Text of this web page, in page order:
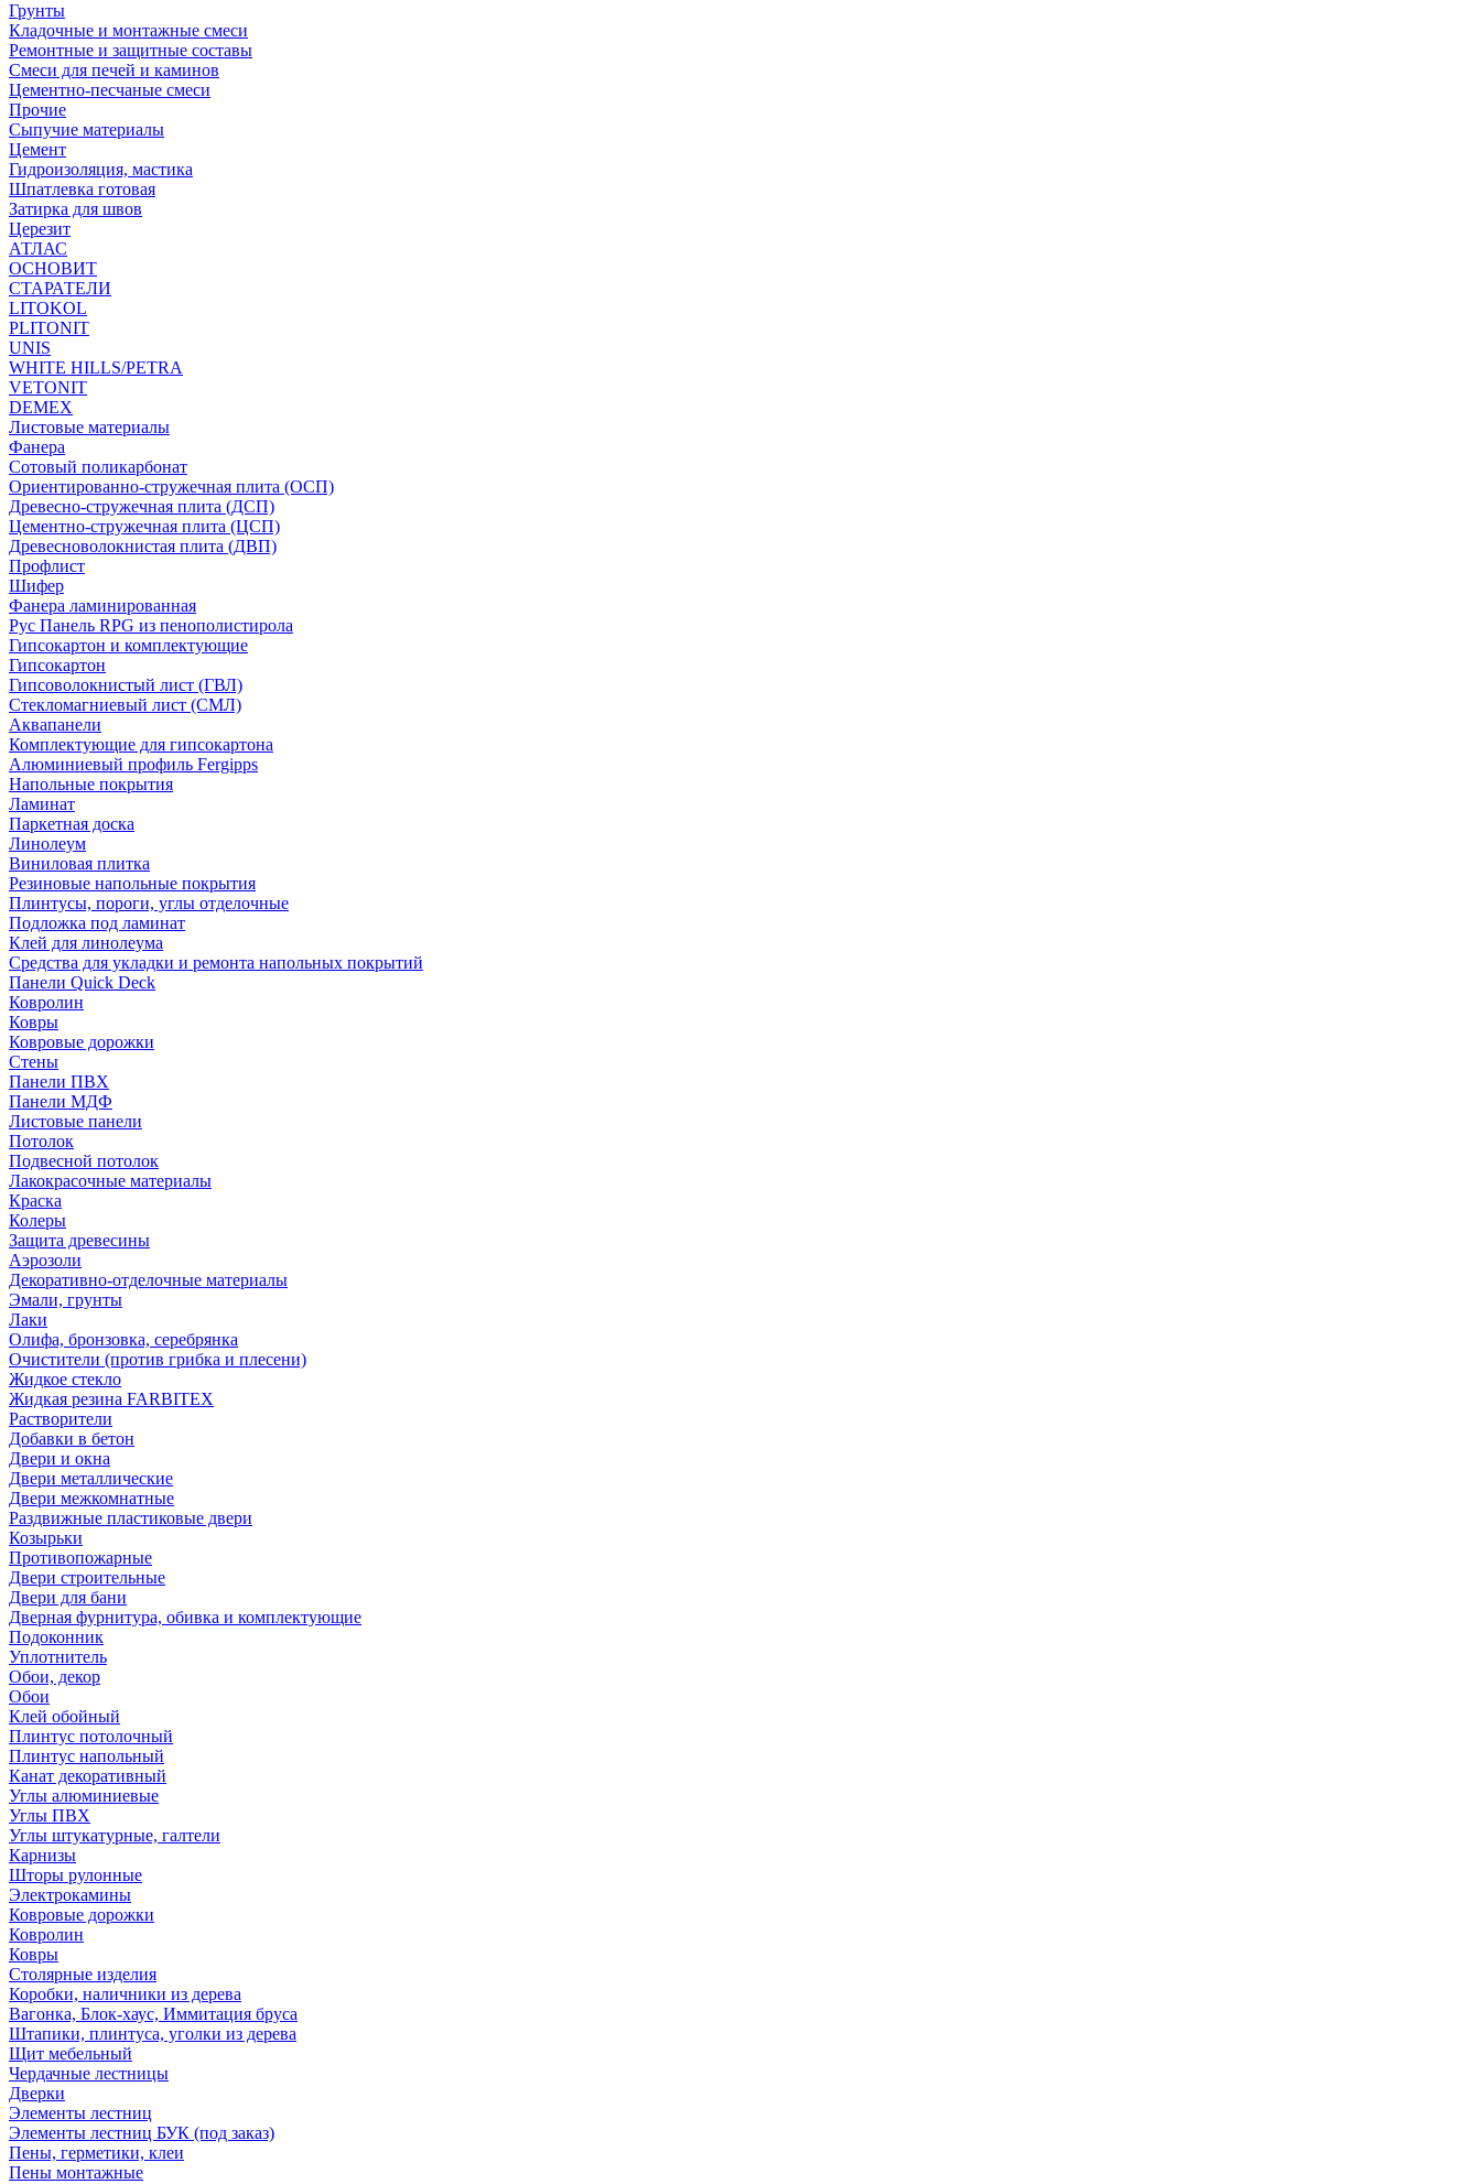
Грунты
Кладочные и монтажные смеси
Ремонтные и защитные составы
Смеси для печей и каминов
Цементно-песчаные смеси
Прочие
Сыпучие материалы
Цемент
Гидроизоляция, мастика
Шпатлевка готовая
Затирка для швов
Церезит
АТЛАС
ОСНОВИТ
СТАРАТЕЛИ
LITOKOL
PLITONIT
UNIS
WHITE HILLS/PETRA
VETONIT
DEMEX
Листовые материалы
Фанера
Сотовый поликарбонат
Ориентированно-стружечная плита (ОСП)
Древесно-стружечная плита (ДСП)
Цементно-стружечная плита (ЦСП)
Древесноволокнистая плита (ДВП)
Профлист
Шифер
Фанера ламинированная
Рус Панель RPG из пенополистирола
Гипсокартон и комплектующие
Гипсокартон
Гипсоволокнистый лист (ГВЛ)
Стекломагниевый лист (СМЛ)
Аквапанели
Комплектующие для гипсокартона
Алюминиевый профиль Fergipps
Напольные покрытия
Ламинат
Паркетная доска
Линолеум
Виниловая плитка
Резиновые напольные покрытия
Плинтусы, пороги, углы отделочные
Подложка под ламинат
Клей для линолеума
Средства для укладки и ремонта напольных покрытий
Панели Quick Deck
Ковролин
Ковры
Ковровые дорожки
Стены
Панели ПВХ
Панели МДФ
Листовые панели
Потолок
Подвесной потолок
Лакокрасочные материалы
Краска
Колеры
Защита древесины
Аэрозоли
Декоративно-отделочные материалы
Эмали, грунты
Лаки
Олифа, бронзовка, серебрянка
Очистители (против грибка и плесени)
Жидкое стекло
Жидкая резина FARBITEX
Растворители
Добавки в бетон
Двери и окна
Двери металлические
Двери межкомнатные
Раздвижные пластиковые двери
Козырьки
Противопожарные
Двери строительные
Двери для бани
Дверная фурнитура, обивка и комплектующие
Подоконник
Уплотнитель
Обои, декор
Обои
Клей обойный
Плинтус потолочный
Плинтус напольный
Канат декоративный
Углы алюминиевые
Углы ПВХ
Углы штукатурные, галтели
Карнизы
Шторы рулонные
Электрокамины
Ковровые дорожки
Ковролин
Ковры
Столярные изделия
Коробки, наличники из дерева
Вагонка, Блок-хаус, Иммитация бруса
Штапики, плинтуса, уголки из дерева
Щит мебельный
Чердачные лестницы
Дверки
Элементы лестниц
Элементы лестниц БУК (под заказ)
Пены, герметики, клеи
Пены монтажные